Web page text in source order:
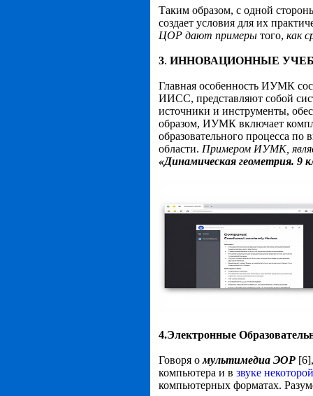
Таким образом, с одной
создает условия для их
ЦОР дают примеры того, как
3. ИННОВАЦИОННЫЕ
Главная особенность ИУМК
ИИСС, представляют собой
источники и инструменты,
образом, ИУМК включает
образовательного процесса
области. Примером ИУМК,
«Динамическая геометрия. 9
4.Электронные
Говоря омультимедиа ЭОР
компьютера и в звуке
компьютерных форматах.